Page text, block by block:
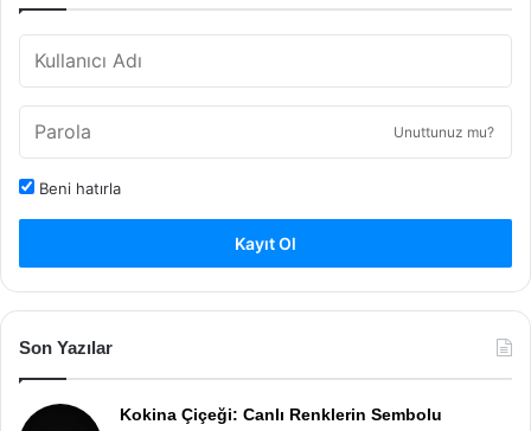
Unuttunuz mu?
Beni hatırla
Kayıt Ol
Son Yazılar
Kokina Çiçeği: Canlı Renklerin Sembolu